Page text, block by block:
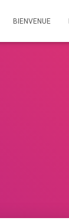
BIENVENUE